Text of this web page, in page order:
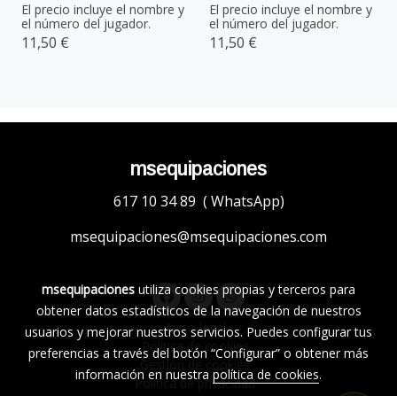
El precio incluye el nombre y
el número del jugador.
11,50 €
El precio incluye el nombre y
el número del jugador.
11,50 €
msequipaciones
617 10 34 89 ( WhatsApp)
msequipaciones@msequipaciones.com
Aviso legal
Política de cookies
Gestión de cookies
Política de privacidad
msequipaciones utiliza cookies propias y terceros para
obtener datos estadísticos de la navegación de nuestros
usuarios y mejorar nuestros servicios. Puedes configurar tus
preferencias a través del botón “Configurar” o obtener más
información en nuestra política de cookies.